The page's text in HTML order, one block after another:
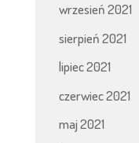
wrzesień 2021
sierpień 2021
lipiec 2021
czerwiec 2021
maj 2021